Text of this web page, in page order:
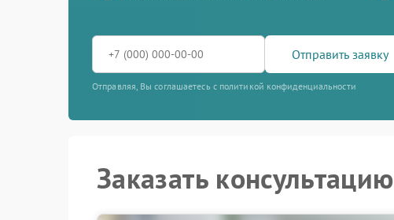
Отправить заявку
Отправляя, Вы соглашаетесь с политикой конфиденциальности
Заказать консультацию